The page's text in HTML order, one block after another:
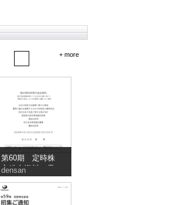
+ more
第60期 定時株
主総会資料（電
子提供措置事項
のうち交付書面
省略事項）
densan